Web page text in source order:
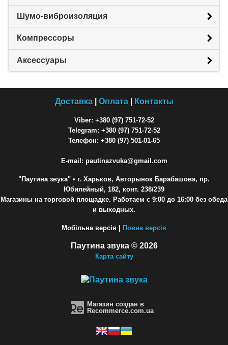
Шумо-виброизоляция
Компрессоры
Аксессуары
Доставка| Оплата| Контакты
Viber: +380 (97) 751-72-52
Telegram: +380 (97) 751-72-52
Телефон: +380 (97) 501-01-65
E-mail: pautinazvuka@gmail.com
"Паутина звука" • г. Харьков, Авторынок Барабашова, пр.
Юбилейный, 182, конт. 238/239
Магазины на торговой площадке. Работаем с 9:00 до 16:00 без обеда
и выходных.
Мобільна версія | Повна версія
Паутина звука © 2026
Карта сайту
Магазин создан в
Recommerce.com.ua